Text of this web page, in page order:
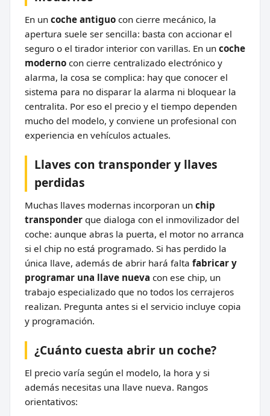
En un coche antiguo con cierre mecánico, la
apertura suele ser sencilla: basta con accionar el
seguro o el tirador interior con varillas. En un coche
moderno con cierre centralizado electrónico y
alarma, la cosa se complica: hay que conocer el
sistema para no disparar la alarma ni bloquear la
centralita. Por eso el precio y el tiempo dependen
mucho del modelo, y conviene un profesional con
experiencia en vehículos actuales.
Llaves con transponder y llaves
perdidas
Muchas llaves modernas incorporan un chip
transponder que dialoga con el inmovilizador del
coche: aunque abras la puerta, el motor no arranca
si el chip no está programado. Si has perdido la
única llave, además de abrir hará falta fabricar y
programar una llave nueva con ese chip, un
trabajo especializado que no todos los cerrajeros
realizan. Pregunta antes si el servicio incluye copia
y programación.
¿Cuánto cuesta abrir un coche?
El precio varía según el modelo, la hora y si
además necesitas una llave nueva. Rangos
orientativos: